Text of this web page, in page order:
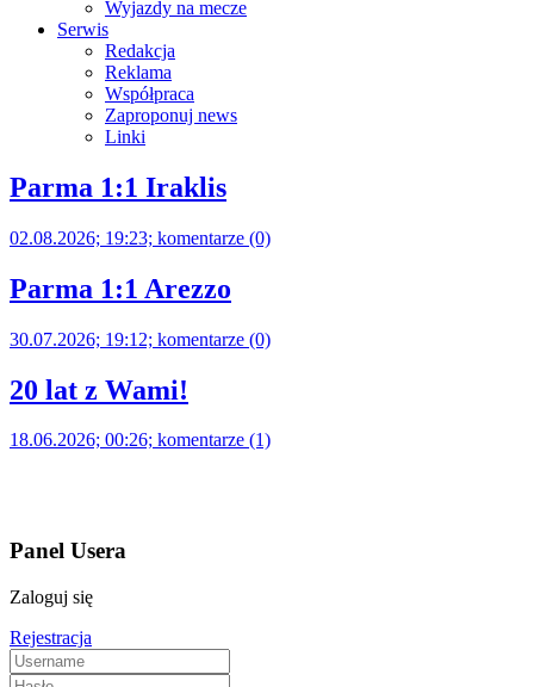
Wyjazdy na mecze
Serwis
Redakcja
Reklama
Współpraca
Zaproponuj news
Linki
Parma 1:1 Iraklis
02.08.2026; 19:23; komentarze (0)
Parma 1:1 Arezzo
30.07.2026; 19:12; komentarze (0)
20 lat z Wami!
18.06.2026; 00:26; komentarze (1)
Panel Usera
Zaloguj się
Rejestracja